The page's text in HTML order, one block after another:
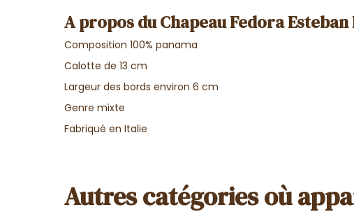
A propos du Chapeau Fedora
Composition 100% panama
Calotte de 13 cm
Largeur des bords environ 6 cm
Genre mixte
Fabriqué en Italie
Autres catégories où